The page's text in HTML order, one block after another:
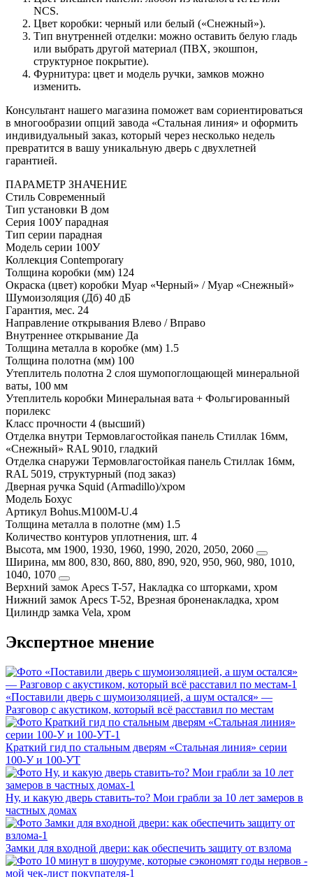
NCS.
Цвет коробки: черный или белый («Снежный»).
Тип внутренней отделки: можно оставить белую гладь
или выбрать другой материал (ПВХ, экошпон,
структурное покрытие).
Фурнитура: цвет и модель ручки, замков можно
изменить.
Консультант нашего магазина поможет вам сориентироваться
в многообразии опций завода «Стальная линия» и оформить
индивидуальный заказ, который через несколько недель
превратится в вашу уникальную дверь с двухлетней
гарантией.
ПАРАМЕТР ЗНАЧЕНИЕ
Стиль Современный
Тип установки В дом
Серия 100У парадная
Тип серии парадная
Модель серии 100У
Коллекция Contemporary
Толщина коробки (мм) 124
Окраска (цвет) коробки Муар «Черный» / Муар «Снежный»
Шумоизоляция (Дб) 40 дБ
Гарантия, мес. 24
Направление открывания Влево / Вправо
Внутреннее открывание Да
Толщина металла в коробке (мм) 1.5
Толщина полотна (мм) 100
Утеплитель полотна 2 слоя шумопоглощающей минеральной
ваты, 100 мм
Утеплитель коробки Минеральная вата + Фольгированный
порилекс
Класс прочности 4 (высший)
Отделка внутри Термовлагостойкая панель Стиллак 16мм,
«Снежный» RAL 9010, гладкий
Отделка снаружи Термовлагостойкая панель Стиллак 16мм,
RAL 5019, структурный (под заказ)
Дверная ручка Squid (Armadillo)/хром
Модель Бохус
Артикул Bohus.M100M-U.4
Толщина металла в полотне (мм) 1.5
Количество контуров уплотнения, шт. 4
Высота, мм 1900, 1930, 1960, 1990, 2020, 2050, 2060
Ширина, мм 800, 830, 860, 880, 890, 920, 950, 960, 980, 1010,
1040, 1070
Верхний замок Apecs T-57, Накладка со шторками, хром
Нижний замок Apecs T-52, Врезная броненакладка, хром
Цилиндр замка Vela, хром
Экспертное мнение
«Поставили дверь с шумоизоляцией, а шум остался» —
Разговор с акустиком, который всё расставил по местам
Краткий гид по стальным дверям «Стальная линия» серии
100‑У и 100‑УТ
Ну, и какую дверь ставить-то? Мои грабли за 10 лет замеров в
частных домах
Замки для входной двери: как обеспечить защиту от взлома